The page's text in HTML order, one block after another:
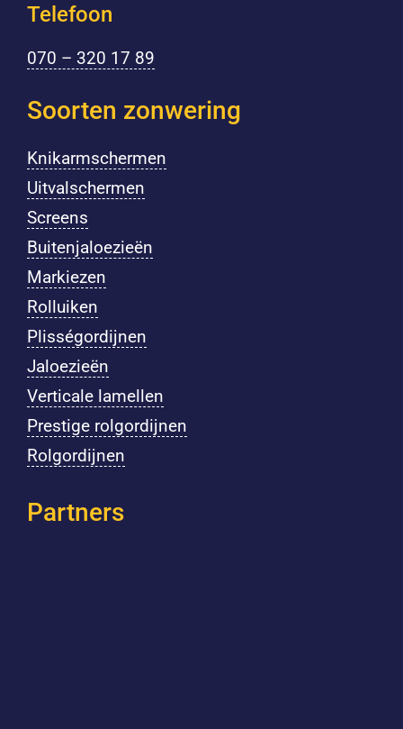
Telefoon
070 – 320 17 89
Soorten zonwering
Knikarmschermen
Uitvalschermen
Screens
Buitenjaloezieën
Markiezen
Rolluiken
Plisségordijnen
Jaloezieën
Verticale lamellen
Prestige rolgordijnen
Rolgordijnen
Partners